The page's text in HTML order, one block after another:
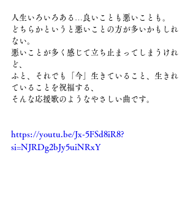
人生いろいろある…良いことも悪いことも。
どちらかというと悪いことの方が多いかもしれ
ない。
悪いことが多く感じて立ち止まってしまうけれ
ど、
ふと、それでも「今」生きていること、生きれ
ていることを祝福する、
そんな応援歌のようなやさしい曲です。
https://youtu.be/Jx-5FSd8iR8?
si=NJRDg2bJy5uiNRxY